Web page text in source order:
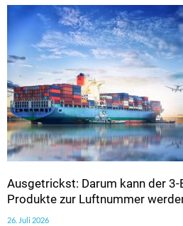
Ausgetrickst: Darum kann der 3-
Produkte zur Luftnummer
26. Juli 2026